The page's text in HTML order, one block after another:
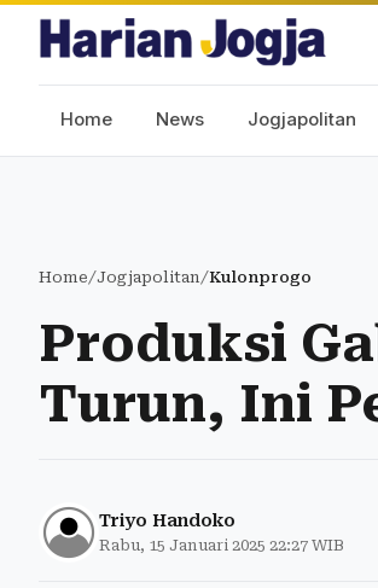
Home News Jogjapolitan
Home/Jogjapolitan/Kulonprogo
Produksi
Turun, Ini
Triyo Handoko
Rabu, 15 Januari 2025 22:27 WIB